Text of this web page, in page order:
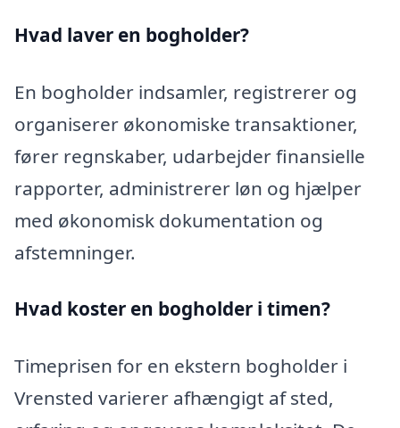
Hvad laver en bogholder?
En bogholder indsamler, registrerer og
organiserer økonomiske transaktioner,
fører regnskaber, udarbejder finansielle
rapporter, administrerer løn og hjælper
med økonomisk dokumentation og
afstemninger.
Hvad koster en bogholder i timen?
Timeprisen for en ekstern bogholder i
Vrensted varierer afhængigt af sted,